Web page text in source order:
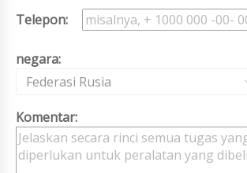
Telepon:
negara:
Federasi Rusia
Komentar: